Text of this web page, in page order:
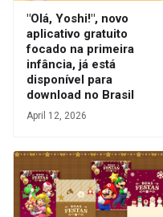
"Olá, Yoshi!", novo
aplicativo gratuito
focado na primeira
infância, já está
disponível para
download no Brasil
April 12, 2026